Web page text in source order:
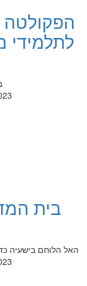
הפקולטה
בית
האל הלוחם בישעיה